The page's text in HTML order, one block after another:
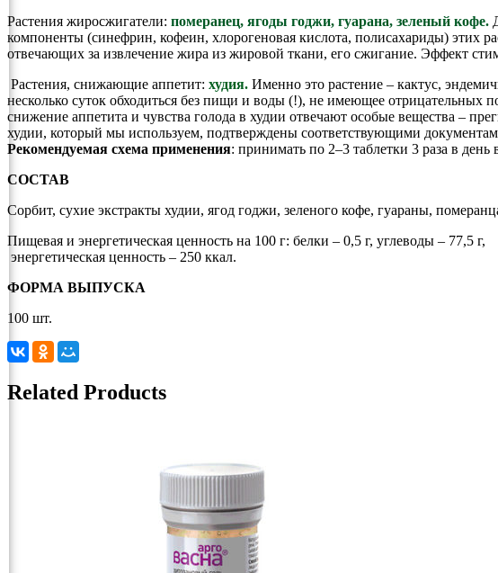
Растения жиросжигатели: померанец, ягоды годжи, гуарана, зеленый кофе.
компоненты (синефрин, кофеин, хлорогеновая кислота, полисахариды) этих
отвечающих за извлечение жира из жировой ткани, его сжигание. Эффект
Растения, снижающие аппетит: худия. Именно это растение – кактус,
несколько суток обходиться без пищи и воды (!), не имеющее
снижение аппетита и чувства голода в худии отвечают особые вещества –
худии, который мы используем, подтверждены соответствующими
Рекомендуемая схема применения: принимать по 2–3 таблетки 3 раза в
СОСТАВ
Сорбит, сухие экстракты худии, ягод годжи, зеленого кофе, гуараны,
Пищевая и энергетическая ценность на 100 г: белки – 0,5 г, углеводы – 77,5 г,
энергетическая ценность – 250 ккал.
ФОРМА ВЫПУСКА
100 шт.
Related Products